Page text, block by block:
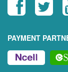
PAYMENT